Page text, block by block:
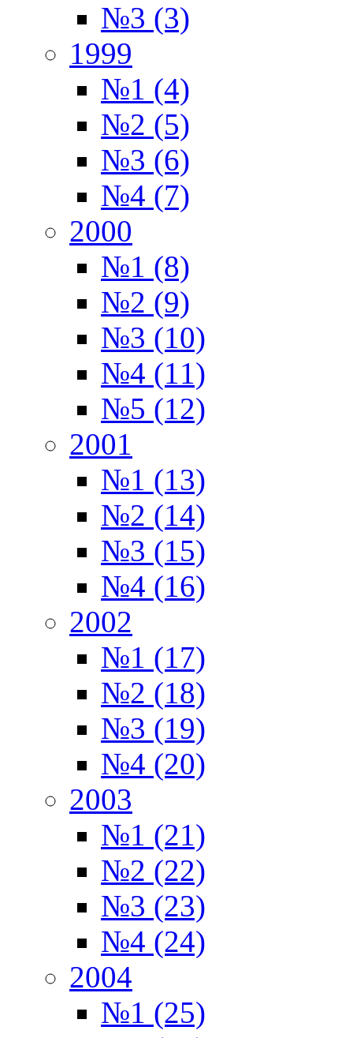
№3 (3)
1999
№1 (4)
№2 (5)
№3 (6)
№4 (7)
2000
№1 (8)
№2 (9)
№3 (10)
№4 (11)
№5 (12)
2001
№1 (13)
№2 (14)
№3 (15)
№4 (16)
2002
№1 (17)
№2 (18)
№3 (19)
№4 (20)
2003
№1 (21)
№2 (22)
№3 (23)
№4 (24)
2004
№1 (25)